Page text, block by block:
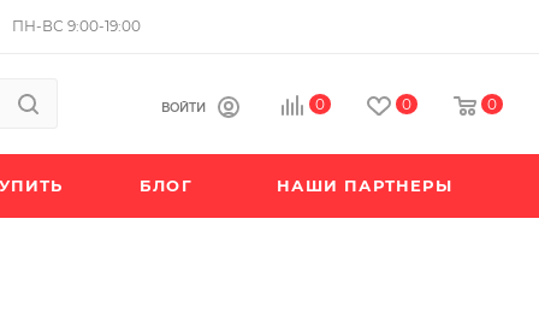
ПН-ВС 9:00-19:00
ВОЙТИ 0 0 0
БЛОГ НАШИ ПАРТНЕРЫ